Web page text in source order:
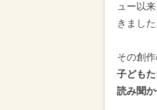
ュー以
きました
その創
子ども
読み聞